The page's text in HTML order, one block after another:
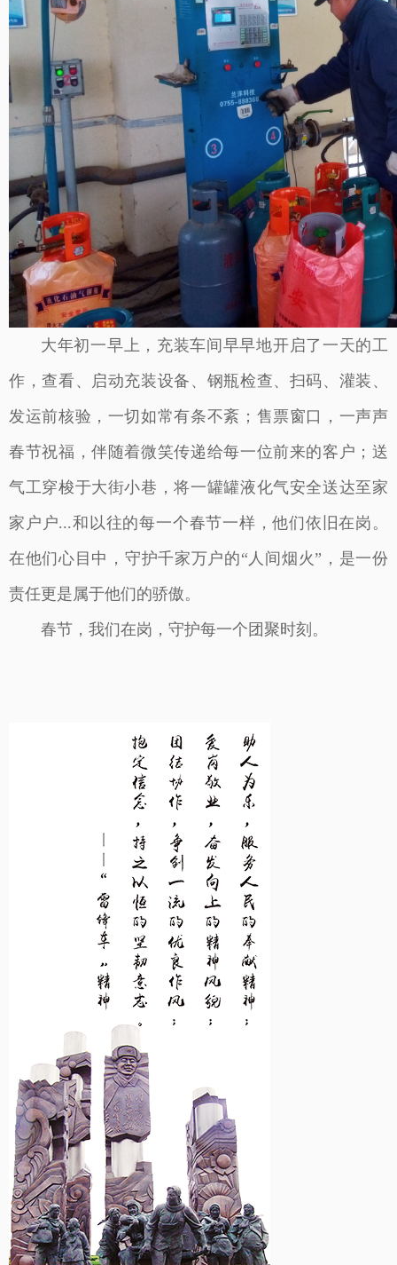
大年初一早上，充装车间早早地开启了一天的工
作，查看、启动充装设备、钢瓶检查、扫码、灌装、
发运前核验，一切如常有条不紊；售票窗口，一声声
春节祝福，伴随着微笑传递给每一位前来的客户；送
气工穿梭于大街小巷，将一罐罐液化气安全送达至家
家户户...和以往的每一个春节一样，他们依旧在岗。
在他们心目中，守护千家万户的“人间烟火”，是一份
责任更是属于他们的骄傲。
春节，我们在岗，守护每一个团聚时刻。